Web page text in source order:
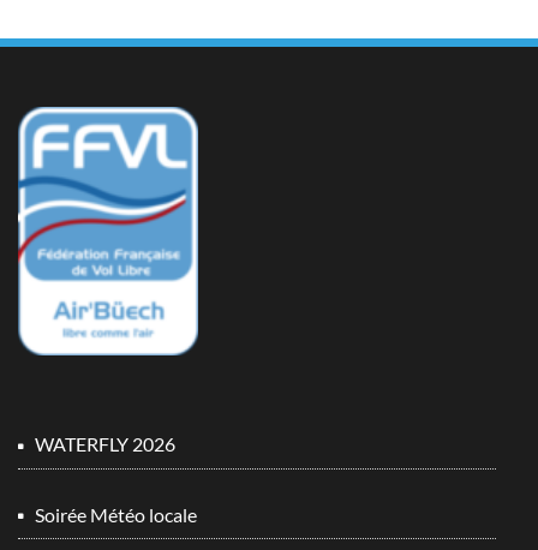
WATERFLY 2026
Soirée Météo locale